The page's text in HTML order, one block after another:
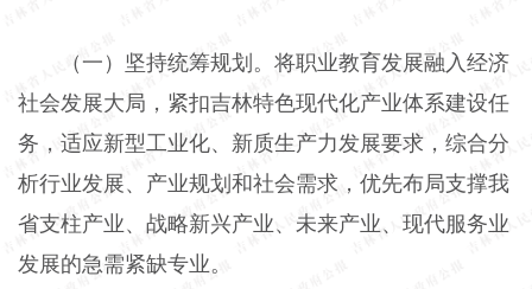
（一）坚持统筹规划。 将职业教育发展融入经济
社会发展大局，紧扣吉林特色现代化产业体系建设任
务，适应新型工业化、新质生产力发展要求，综合分
析行业发展、产业规划和社会需求，优先布局支撑我
省支柱产业、战略新兴产业、未来产业、现代服务业
发展的急需紧缺专业。